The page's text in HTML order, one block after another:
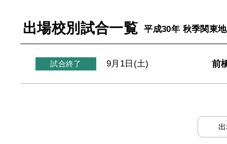
出場校別試合一覧 平成30年 秋季関東
試合終了 9月1日(土) 前